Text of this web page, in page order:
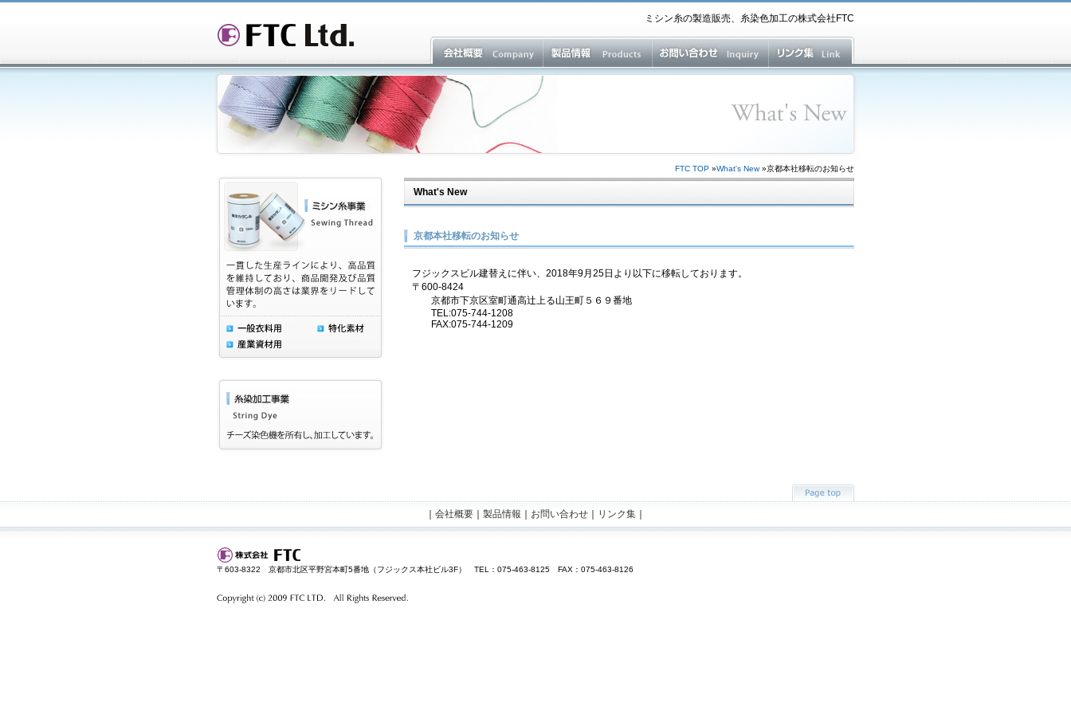
ミシン糸の製造販売、糸染色加工の株式会社FTC
FTC TOP »What's New »京都本社移転のお知らせ
What's New
京都本社移転のお知らせ
フジックスビル建替えに伴い、2018年9月25日より以下に移転しております。
〒600-8424
京都市下京区室町通高辻上る山王町５６９番地
TEL:075-744-1208
FAX:075-744-1209
会社概要 製品情報 お問い合わせ リンク集
〒603-8322 京都市北区平野宮本町5番地（フジックス本社ビル3F） TEL：075-463-8125 FAX：075-463-8126